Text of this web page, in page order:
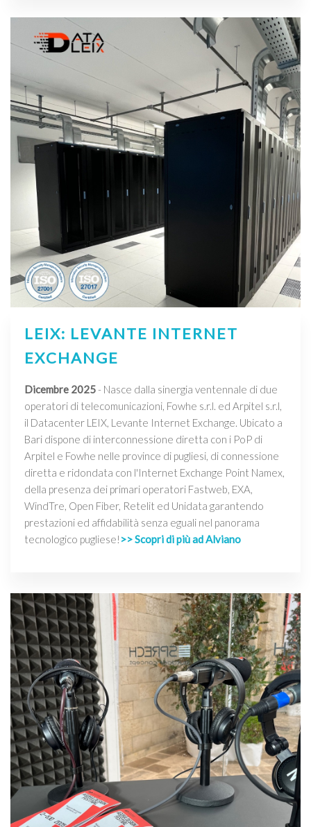
LEIX: LEVANTE INTERNET
EXCHANGE
Dicembre 2025- Nasce dalla sinergia ventennale di due
operatori di telecomunicazioni, Fowhe s.r.l. ed Arpitel s.r.l,
il Datacenter LEIX, Levante Internet Exchange. Ubicato a
Bari dispone di interconnessione diretta con i PoP di
Arpitel e Fowhe nelle province di pugliesi, di connessione
diretta e ridondata con l'Internet Exchange Point Namex,
della presenza dei primari operatori Fastweb, EXA,
WindTre, Open Fiber, Retelit ed Unidata garantendo
prestazioni ed affidabilità senza eguali nel panorama
tecnologico pugliese! >> Scopri di più ad Alviano